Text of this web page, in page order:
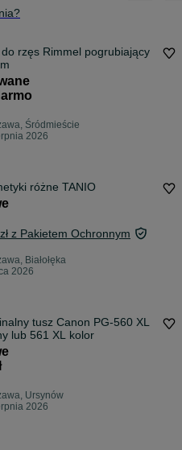
rzęs Rimmel pogrubiający
Śródmieście
2026
różne TANIO
z Pakietem Ochronnym
Białołęka
2026
tusz Canon PG-560 XL
lub 561 XL kolor
Ursynów
2026